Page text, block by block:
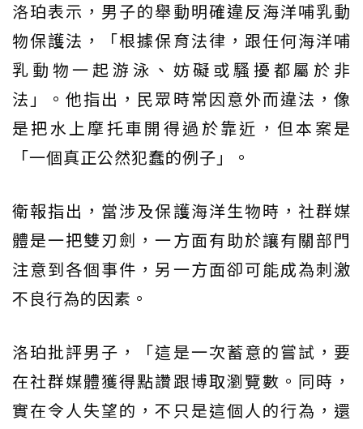
洛珀表示，男子的舉動明確違反海洋哺乳動
物保護法，「根據保育法律，跟任何海洋哺
乳動物一起游泳、妨礙或騷擾都屬於非
法」。他指出，民眾時常因意外而違法，像
是把水上摩托車開得過於靠近，但本案是
「一個真正公然犯蠢的例子」。
衛報指出，當涉及保護海洋生物時，社群媒
體是一把雙刃劍，一方面有助於讓有關部門
注意到各個事件，另一方面卻可能成為刺激
不良行為的因素。
洛珀批評男子，「這是一次蓄意的嘗試，要
在社群媒體獲得點讚跟博取瀏覽數。同時，
實在令人失望的，不只是這個人的行為，還